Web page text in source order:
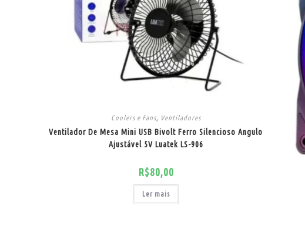
Coolers e Fans, Ventiladores
Ventilador De Mesa Mini USB Bivolt Ferro Silencioso Angulo
Ajustável 5V Luatek LS-906
R$80,00
Ler mais